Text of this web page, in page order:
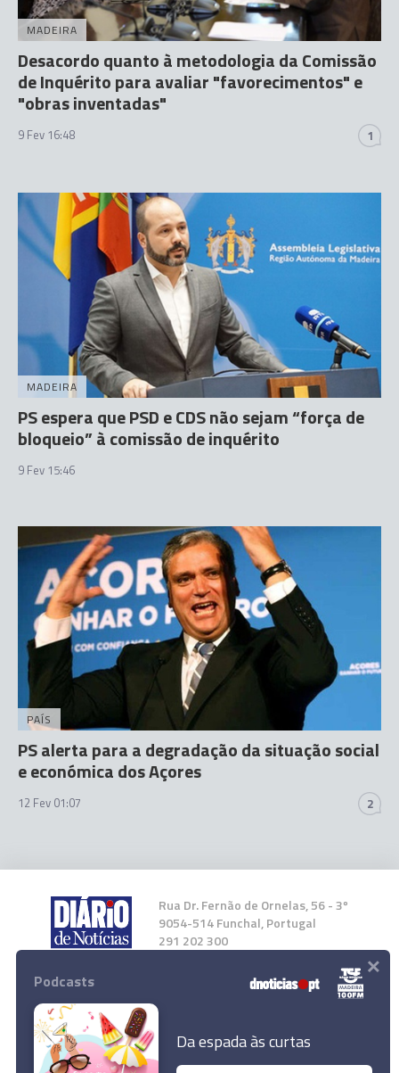
MADEIRA
Desacordo quanto à metodologia da Comissão
de Inquérito para avaliar "favorecimentos" e
"obras inventadas"
9 Fev 16:48 1
MADEIRA
PS espera que PSD e CDS não sejam “força de
bloqueio” à comissão de inquérito
9 Fev 15:46
PAÍS
PS alerta para a degradação da situação social
e económica dos Açores
12 Fev 01:07 2
Rua Dr. Fernão de Ornelas, 56 - 3º
9054-514 Funchal, Portugal
291 202 300
Instale a nossa App
Podcasts
Da espada às curtas
×